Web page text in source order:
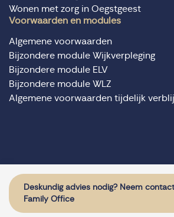
Deskundig advies nodig? Neem
Family Office
Wonen met zorg in Oegstgeest
Voorwaarden en modules
Algemene voorwaarden
Bijzondere module Wijkverpleging
Bijzondere module ELV
Bijzondere module WLZ
Algemene voorwaarden tijdelijk
Website door: Sturdy